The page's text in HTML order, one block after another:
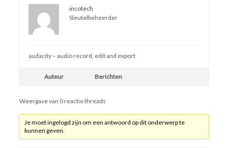
incotech
Sleutelbeheerder
audacity – audio record, edit and export
Auteur Berichten
Weergave van 0 reactie threads
Je moet ingelogd zijn om een antwoord op dit onderwerp te
kunnen geven.